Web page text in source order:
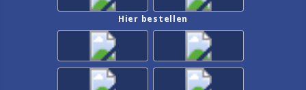
Hier bestellen